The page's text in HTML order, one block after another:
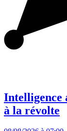
Intelligence
à la révolte